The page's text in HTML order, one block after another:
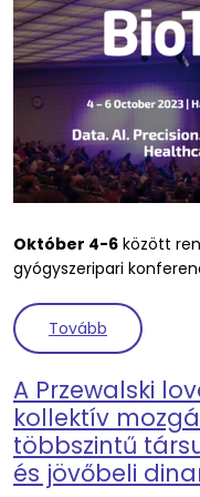
Október 4-6 között
gyógyszeripari
Tovább (ELIXIR
A Przewalski
kollektív
többszintű
és jövőbeli